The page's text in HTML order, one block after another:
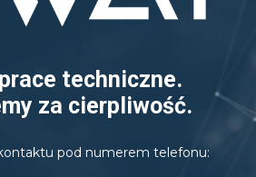
techniczne.
za cierpliwość.
pod numerem telefonu: